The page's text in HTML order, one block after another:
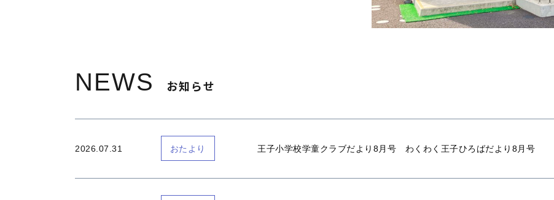
NEWS お知らせ
2026.07.31 おたより 王子小学校学童クラブだより8月号 わくわく王子ひろばだより8月号